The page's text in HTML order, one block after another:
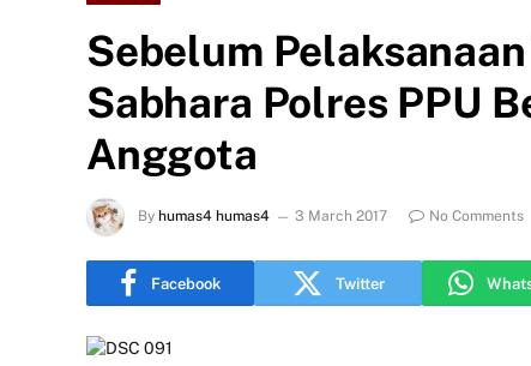
Sebelum
Sabhara Polres PPU
Anggota
By humas4 humas4 3 March 2017 No Comments
Facebook Twitter